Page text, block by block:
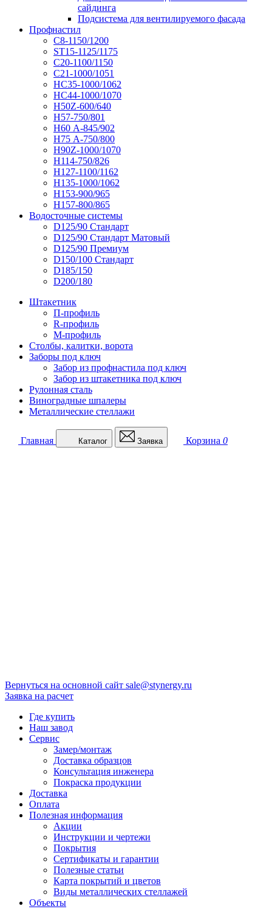
сайдинга
Подсистема для вентилируемого фасада
Профнастил
С8-1150/1200
ST15-1125/1175
С20-1100/1150
С21-1000/1051
НС35-1000/1062
НС44-1000/1070
Н50Z-600/640
Н57-750/801
Н60 А-845/902
Н75 А-750/800
Н90Z-1000/1070
Н114-750/826
Н127-1100/1162
Н135-1000/1062
Н153-900/965
Н157-800/865
Водосточные системы
D125/90 Стандарт
D125/90 Стандарт Матовый
D125/90 Премиум
D150/100 Стандарт
D185/150
D200/180
Штакетник
П-профиль
R-профиль
М-профиль
Столбы, калитки, ворота
Заборы под ключ
Забор из профнастила под ключ
Забор из штакетника под ключ
Рулонная сталь
Виноградные шпалеры
Металлические стеллажи
Главная Каталог Заявка Корзина 0
Вернуться на основной сайт sale@stynergy.ru
Заявка на расчет
Где купить
Наш завод
Сервис
Замер/монтаж
Доставка образцов
Консультация инженера
Покраска продукции
Доставка
Оплата
Полезная информация
Акции
Инструкции и чертежи
Покрытия
Сертификаты и гарантии
Полезные статьи
Карта покрытий и цветов
Виды металлических стеллажей
Объекты